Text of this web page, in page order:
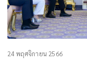
24 พฤศจิกายน 2566